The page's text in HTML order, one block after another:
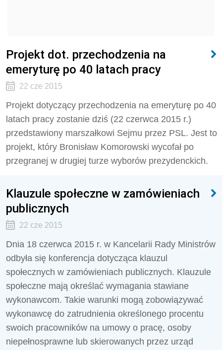
Projekt dot. przechodzenia na
emeryturę po 40 latach pracy
22 cze 2015
Projekt dotyczący przechodzenia na emeryturę po 40
latach pracy zostanie dziś (22 czerwca 2015 r.)
przedstawiony marszałkowi Sejmu przez PSL. Jest to
projekt, który Bronisław Komorowski wycofał po
przegranej w drugiej turze wyborów prezydenckich.
Klauzule społeczne w zamówieniach
publicznych
22 cze 2015
Dnia 18 czerwca 2015 r. w Kancelarii Rady Ministrów
odbyła się konferencja dotycząca klauzul
społecznych w zamówieniach publicznych. Klauzule
społeczne mają określać wymagania stawiane
wykonawcom. Takie warunki mogą zobowiązywać
wykonawcę do zatrudnienia określonego procentu
swoich pracowników na umowy o pracę, osoby
niepełnosprawne lub skierowanych przez urząd